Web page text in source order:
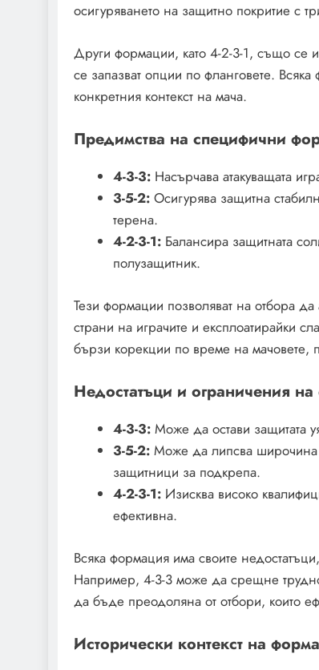
осигуряването на защитно покритие с
Други формации, като 4-2-3-1, също се
се запазват опции по фланговете.
конкретния контекст на мача.
Предимства на специфични
4-3-3:Насърчава атакуващата
3-5-2:Осигурява защитна
терена.
4-2-3-1:Балансира защитната
полузащитник.
Тези формации позволяват на отбора да
страни на играчите и експлоатирайки
бързи корекции по време на мачовете,
Недостатъци и ограничения
4-3-3:Може да остави защитата
3-5-2:Може да липсва широчина в
защитници за подкрепа.
4-2-3-1:Изисква високо
ефективна.
Всяка формация има своите
Например, 4-3-3 може да срещне
да бъде преодоляна от отбори, които
Исторически контекст на